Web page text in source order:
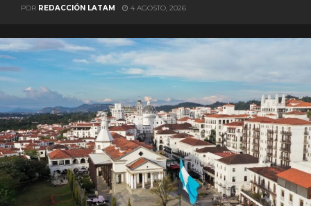
POR REDACCIÓN LATAM 4 AGOSTO, 2026